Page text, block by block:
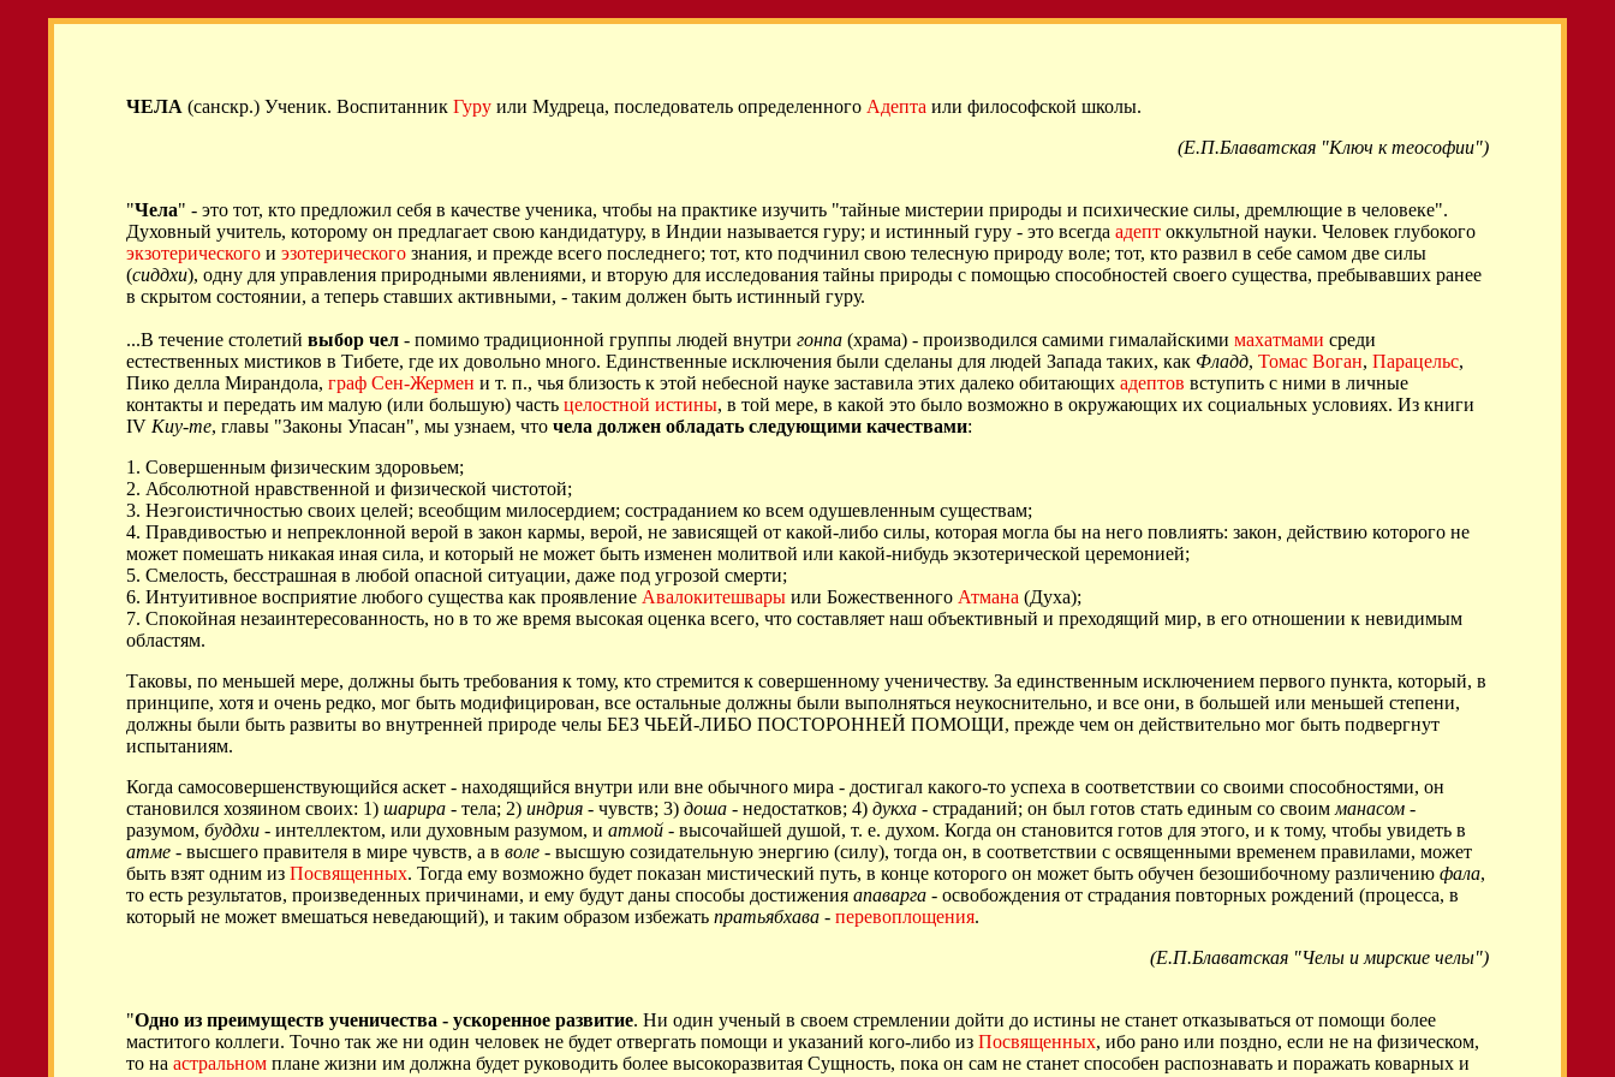
ЧЕЛА (санскр.) Ученик. Воспитанник Гуру или Мудреца, последователь определенного Адепта или философской школы.
(Е.П.Блаватская "Ключ к теософии")
"Чела" - это тот, кто предложил себя в качестве ученика, чтобы на практике изучить "тайные мистерии природы и психические силы, дремлющие в человеке".
Духовный учитель, которому он предлагает свою кандидатуру, в Индии называется гуру; и истинный гуру - это всегда адепт оккультной науки. Человек глубокого
экзотерического и эзотерического знания, и прежде всего последнего; тот, кто подчинил свою телесную природу воле; тот, кто развил в себе самом две силы
(сиддхи), одну для управления природными явлениями, и вторую для исследования тайны природы с помощью способностей своего существа, пребывавших ранее
в скрытом состоянии, а теперь ставших активными, - таким должен быть истинный гуру.
...В течение столетий выбор чел - помимо традиционной группы людей внутри гонпа (храма) - производился самими гималайскими махатмами среди
естественных мистиков в Тибете, где их довольно много. Единственные исключения были сделаны для людей Запада таких, как Фладд, Томас Воган, Парацельс,
Пико делла Мирандола, граф Сен-Жермен и т. п., чья близость к этой небесной науке заставила этих далеко обитающих адептов вступить с ними в личные
контакты и передать им малую (или большую) часть целостной истины, в той мере, в какой это было возможно в окружающих их социальных условиях. Из книги
IV Киу-те, главы "Законы Упасан", мы узнаем, что чела должен обладать следующими качествами:
1. Совершенным физическим здоровьем;
2. Абсолютной нравственной и физической чистотой;
3. Неэгоистичностью своих целей; всеобщим милосердием; состраданием ко всем одушевленным существам;
4. Правдивостью и непреклонной верой в закон кармы, верой, не зависящей от какой-либо силы, которая могла бы на него повлиять: закон, действию которого не
может помешать никакая иная сила, и который не может быть изменен молитвой или какой-нибудь экзотерической церемонией;
5. Смелость, бесстрашная в любой опасной ситуации, даже под угрозой смерти;
6. Интуитивное восприятие любого существа как проявление Авалокитешвары или Божественного Атмана (Духа);
7. Спокойная незаинтересованность, но в то же время высокая оценка всего, что составляет наш объективный и преходящий мир, в его отношении к невидимым
областям.
Таковы, по меньшей мере, должны быть требования к тому, кто стремится к совершенному ученичеству. За единственным исключением первого пункта, который, в
принципе, хотя и очень редко, мог быть модифицирован, все остальные должны были выполняться неукоснительно, и все они, в большей или меньшей степени,
должны были быть развиты во внутренней природе челы БЕЗ ЧЬЕЙ-ЛИБО ПОСТОРОННЕЙ ПОМОЩИ, прежде чем он действительно мог быть подвергнут
испытаниям.
Когда самосовершенствующийся аскет - находящийся внутри или вне обычного мира - достигал какого-то успеха в соответствии со своими способностями, он
становился хозяином своих: 1) шарира - тела; 2) индрия - чувств; 3) доша - недостатков; 4) дукха - страданий; он был готов стать единым со своим манасом -
разумом, буддхи - интеллектом, или духовным разумом, и атмой - высочайшей душой, т. е. духом. Когда он становится готов для этого, и к тому, чтобы увидеть в
атме - высшего правителя в мире чувств, а в воле - высшую созидательную энергию (силу), тогда он, в соответствии с освященными временем правилами, может
быть взят одним из Посвященных. Тогда ему возможно будет показан мистический путь, в конце которого он может быть обучен безошибочному различению фала,
то есть результатов, произведенных причинами, и ему будут даны способы достижения апаварга - освобождения от страдания повторных рождений (процесса, в
который не может вмешаться неведающий), и таким образом избежать пратьябхава - перевоплощения.
(Е.П.Блаватская "Челы и мирские челы")
"Одно из преимуществ ученичества - ускоренное развитие. Ни один ученый в своем стремлении дойти до истины не станет отказываться от помощи более
маститого коллеги. Точно так же ни один человек не будет отвергать помощи и указаний кого-либо из Посвященных, ибо рано или поздно, если не на физическом,
то на астральном плане жизни им должна будет руководить более высокоразвитая Сущность, пока он сам не станет способен распознавать и поражать коварных и